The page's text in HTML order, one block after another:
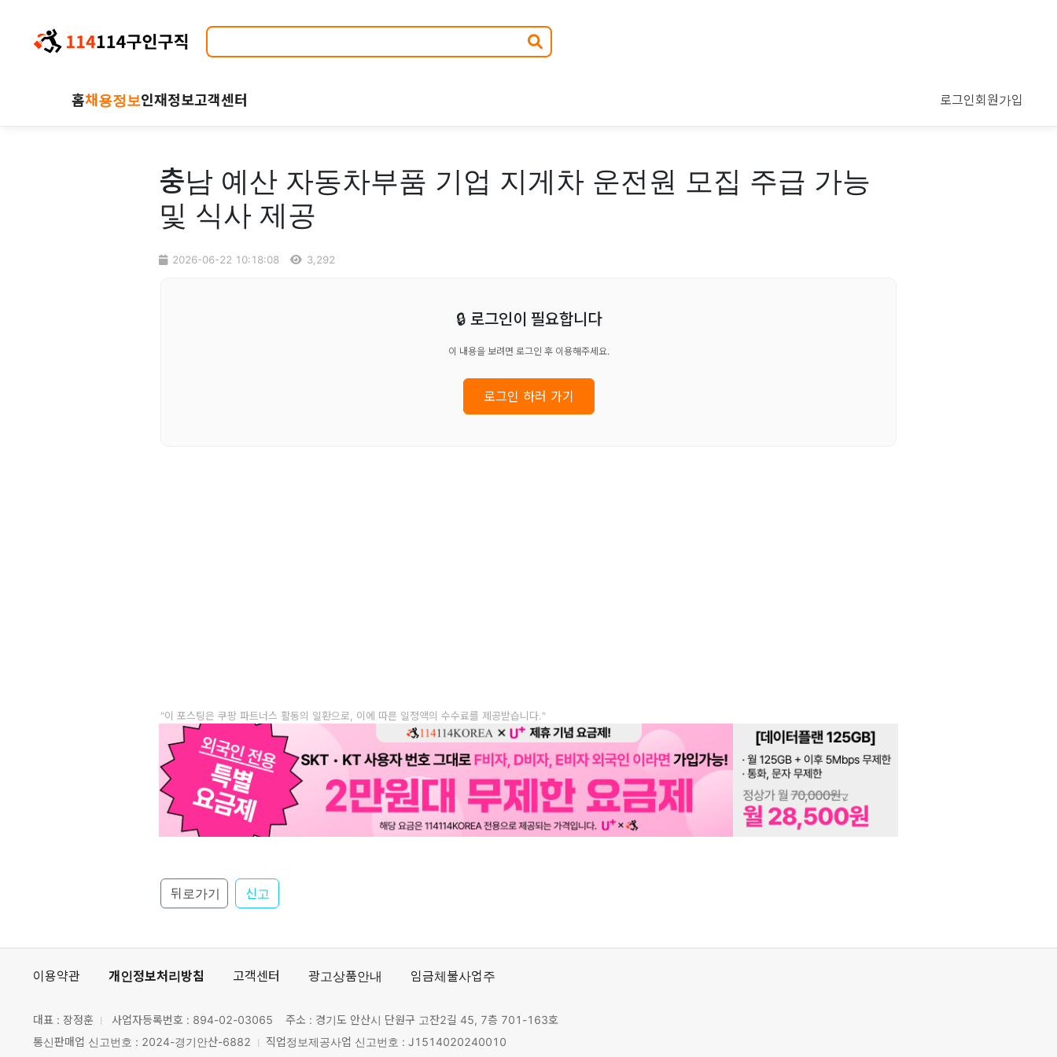
홈채용정보인재정보고객센터 로그인회원가입
충남 예산 자동차부품 기업 지게차 운전원 모집 주급 가능
및 식사 제공
2026-06-22 10:18:08 3,292
🔒 로그인이 필요합니다
이 내용을 보려면 로그인 후 이용해주세요.
로그인 하러 가기
"이 포스팅은 쿠팡 파트너스 활동의 일환으로, 이에 따른 일정액의 수수료를 제공받습니다."
뒤로가기 신고
이용약관 개인정보처리방침 고객센터 광고상품안내 임금체불사업주
대표 : 장정훈 사업자등록번호 : 894-02-03065
주소 : 경기도 안산시 단원구 고잔2길 45, 7층 701-163호
통신판매업 신고번호 : 2024-경기안산-6882
직업정보제공사업 신고번호 : J1514020240010